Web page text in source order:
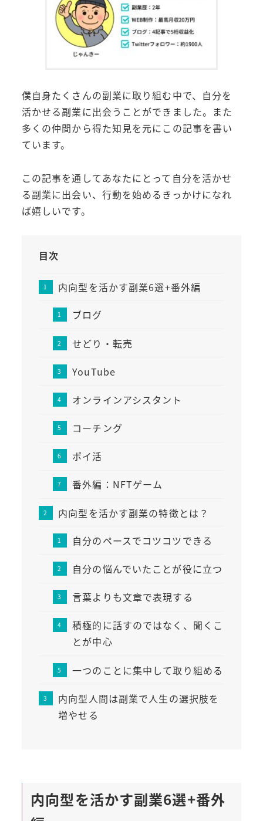
僕自身たくさんの副業に取り組む中で、自分を
活かせる副業に出会うことができました。また
多くの仲間から得た知見を元にこの記事を書い
ています。
この記事を通してあなたにとって自分を活かせ
る副業に出会い、行動を始めるきっかけになれ
ば嬉しいです。
目次
内向型を活かす副業6選+番外編
ブログ
せどり・転売
YouTube
オンラインアシスタント
コーチング
ポイ活
番外編：NFTゲーム
内向型を活かす副業の特徴とは？
自分のペースでコツコツできる
自分の悩んでいたことが役に立つ
言葉よりも文章で表現する
積極的に話すのではなく、聞くこ
とが中心
一つのことに集中して取り組める
内向型人間は副業で人生の選択肢を
増やせる
内向型を活かす副業6選+番外